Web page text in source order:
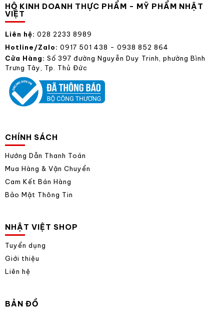
HỘ KINH DOANH THỰC PHẨM - MỸ PHẨM NHẬT
VIỆT
Liên hệ: 028 2233 8989
Hotline/Zalo: 0917 501 438 - 0938 852 864
Cửa Hàng: Số 397 đường Nguyễn Duy Trinh, phường Bình
Trưng Tây, Tp. Thủ Đức
CHÍNH SÁCH
Hướng Dẫn Thanh Toán
Mua Hàng & Vận Chuyển
Cam Kết Bán Hàng
Bảo Mật Thông Tin
NHẬT VIỆT SHOP
Tuyển dụng
Giới thiệu
Liên hệ
BẢN ĐỒ